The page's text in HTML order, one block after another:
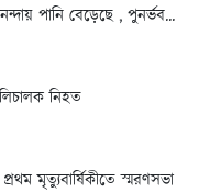
পানি বেড়েছে , পুনর্ভব...
নিহত
মৃত্যুবার্ষিকীতে স্মরণসভা